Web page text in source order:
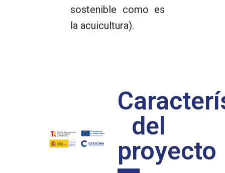
sostenible como es
la acuicultura).
del
proyecto